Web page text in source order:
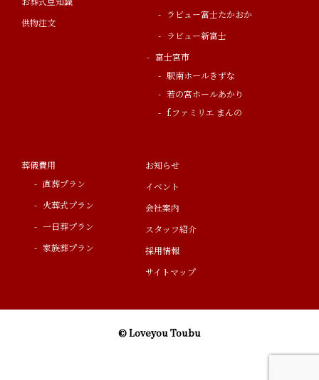
供物注文
ラビュー富士たかおか
ラビュー新富士
富士宮市
駅南ホールきずな
若の宮ホールあかり
f.ファミリエ まんの
葬儀費用
直葬プラン
火葬式プラン
一日葬プラン
家族葬プラン
お知らせ
イベント
会社案内
スタッフ紹介
採用情報
サイトマップ
© Loveyou Toubu